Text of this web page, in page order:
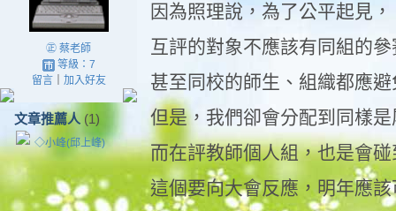
㊣ 蔡老師
等級：7
留言｜ 加入好友
文章推薦人 (1)
◇小峰(邱上峰)
因為照理說，為了公平起見，
互評的對象不應該有同組的
甚至同校的師生、組織都應避
但是，我們卻會分配到同樣
而在評教師個人組，也是會
這個要向大會反應，明年應